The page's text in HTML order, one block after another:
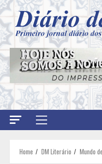
Primary
Home DM Literário Mundo